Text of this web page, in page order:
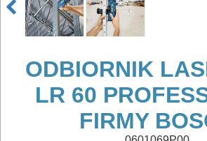
OSPRZĘT
AKCESORIA
ELEKTRONARZĘDZI
ODBIORNIK
LR 60
FIRMY